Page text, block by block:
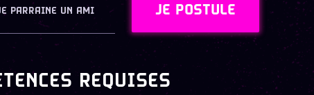
PARRAINE UN AMI JE POSTULE
REQUISES